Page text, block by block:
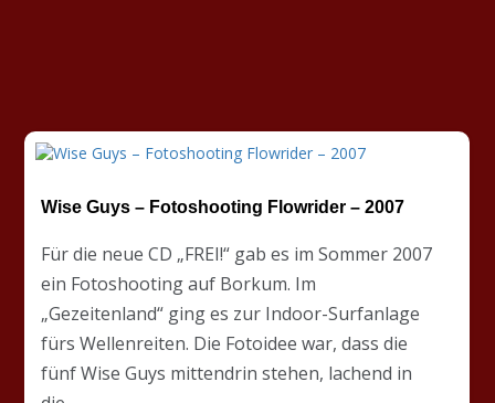
Wise Guys – Fotoshooting Flowrider – 2007
Für die neue CD „FREI!“ gab es im Sommer 2007
ein Fotoshooting auf Borkum. Im
„Gezeitenland“ ging es zur Indoor-Surfanlage
fürs Wellenreiten. Die Fotoidee war, dass die
fünf Wise Guys mittendrin stehen, lachend in